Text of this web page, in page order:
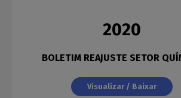
2020
BOLETIM REAJUSTE SETOR
Visualizar / Baixar